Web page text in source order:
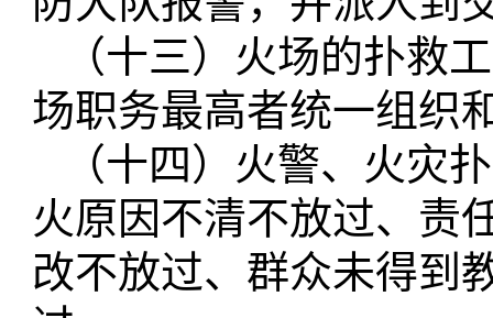
（十三）火场的扑救
场职务最高者统一组织
（十四）火警、火灾
火原因不清不放过、责
改不放过、群众未得到